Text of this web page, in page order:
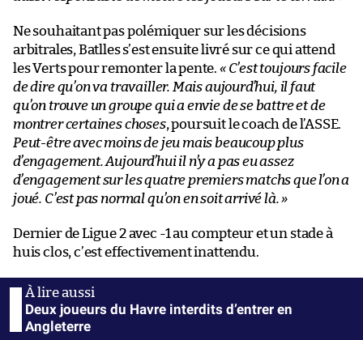
Ne souhaitant pas polémiquer sur les décisions
arbitrales, Batlles s’est ensuite livré sur ce qui attend
les Verts pour remonter la pente. « C’est toujours facile
de dire qu’on va travailler. Mais aujourd’hui, il faut
qu’on trouve un groupe qui a envie de se battre et de
montrer certaines choses, poursuit le coach de l’ASSE.
Peut-être avec moins de jeu mais beaucoup plus
d’engagement. Aujourd’hui il n’y a pas eu assez
d’engagement sur les quatre premiers matchs que l’on a
joué. C’est pas normal qu’on en soit arrivé là. »
Dernier de Ligue 2 avec -1 au compteur et un stade à
huis clos, c’est effectivement inattendu.
Deux joueurs du Havre interdits d’entrer en
Angleterre